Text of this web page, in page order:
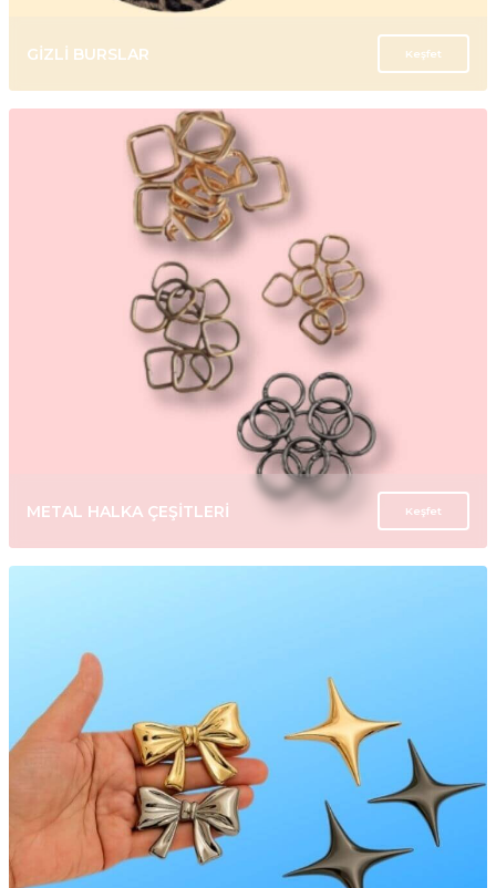
GİZLİ BURSLAR Keşfet
METAL HALKA ÇEŞİTLERİ Keşfet